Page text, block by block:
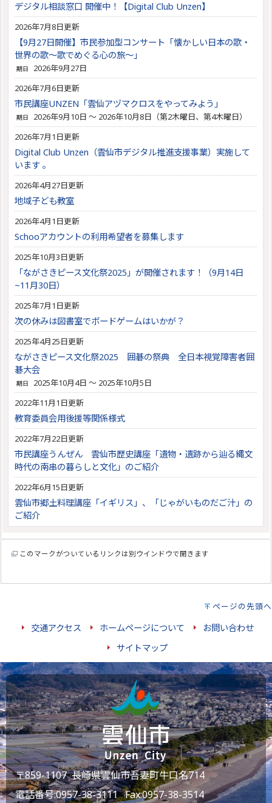
デジタル相談窓口 開催中！【Digital Club Unzen】
2026年7月8日更新
【9月27日開催】市民参加型コンサート「懐かしい日本の歌・
世界の歌～歌でめぐる心の旅～」
期日
2026年9月27日
2026年7月6日更新
市民講座UNZEN「雲仙アヅマクロスをやってみよう」
期日
2026年9月10日 ～ 2026年10月8日（第2木曜日、第4木曜日）
2026年7月1日更新
Digital Club Unzen（雲仙市デジタル推進支援事業）実施して
います 。
2026年4月27日更新
地域子ども教室
2026年4月1日更新
Schooアカウントの利用希望者を募集します
2025年10月3日更新
「ながさきピース文化祭2025」が開催されます！（9月14日
~11月30日）
2025年7月1日更新
次の休みは図書室でボードゲームはいかが？
2025年4月25日更新
ながさきピース文化祭2025 囲碁の祭典 全日本視覚障害者囲
碁大会
期日
2025年10月4日 ～ 2025年10月5日
2022年11月1日更新
教育委員会用後援等関係様式
2022年7月22日更新
市民講座うんぜん 雲仙市歴史講座「遺物・遺跡から辿る縄文
時代の南串の暮らしと文化」のご紹介
2022年6月15日更新
雲仙市郷土料理講座「イギリス」、「じゃがいものだご汁」の
ご紹介
このマークがついているリンクは別ウインドウで開きます
ページの先頭へ
交通アクセス ホームページについて
お問い合わせ
サイトマップ
〒859-1107 長崎県雲仙市吾妻町牛口名714
電話番号:0957-38-3111Fax:0957-38-3514